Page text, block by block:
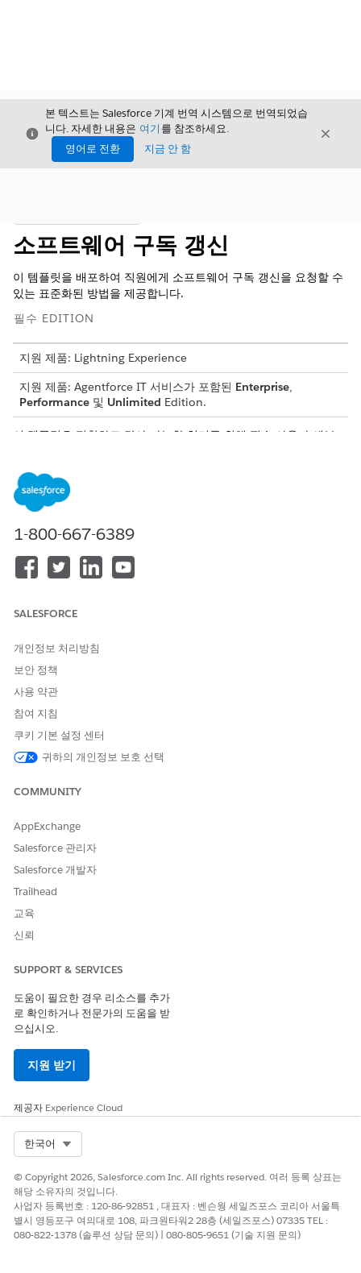
닫기
본 텍스트는 Salesforce 기계 번역 시스템으로 번역되었습
니다. 자세한 내용은 여기 를 참조하세요.
영어로 전환
지금 안 함
닫기
소프트웨어 구독 갱신
이 템플릿을 배포하여 직원에게 소프트웨어 구독 갱신을 요청할 수
있는 표준화된 방법을 제공합니다.
필수 EDITION
지원 제품: Lightning Experience
지원 제품: Agentforce IT 서비스가 포함된 Enterprise,
Performance 및 Unlimited Edition.
이 템플릿은 정확하고 감사 가능한 처리를 위해 필수 사용자 세부
인테이크 특성
이 템플릿의 인테이크 양식은 직원에게 다음 세부 사항을 수집합니
다.
소프트웨어 이름: 갱신해야 하는 소프트웨어 응용 프로그램 또
비즈니스 근거: 직원 역할 또는 프로젝트를 계속 지원하기 위해
노트이 서비스 프로세스의 인테이크 플로에는 사용자의 기존 소
합이 포함되어 있습니다.
이 서비스 프로세스는 수동 처리를 위한 요청을 IT 팀에 라우팅합니
도록 Flow Builder에서 플로를 구축할 수 있습니다.
을 참조하세요.
이 템플릿에는 인테이크 또는 처리를 위한 사전 구성된 통합이 포함
리하는 방법을 정의하는 커넥터를 사용하여 사용자 정의 플로를 만
이 기사를 통해 문제를 해결했습니까?
1-800-667-6389
SALESFORCE
개인정보 처리방침
보안 정책
사용 약관
참여 지침
쿠키 기본 설정 센터
귀하의 개인정보 보호 선택
COMMUNITY
AppExchange
Salesforce 관리자
Salesforce 개발자
Trailhead
교육
신뢰
SUPPORT & SERVICES
도움이 필요한 경우 리소스를 추가
로 확인하거나 전문가의 도움을 받
으십시오.
지원 받기
제공자 Experience Cloud
한국어
© Copyright 2026, Salesforce.com Inc. All rights reserved. 여러 등록 상표는
해당 소유자의 것입니다.
사업자 등록번호 : 120-86-92851 , 대표자 : 벤슨웡 세일즈포스 코리아 서울특
별시 영등포구 여의대로 108, 파크원타워2 28층 (세일즈포스) 07335 TEL :
080-822-1378 (솔루션 상담 문의) | 080-805-9651 (기술 지원 문의)